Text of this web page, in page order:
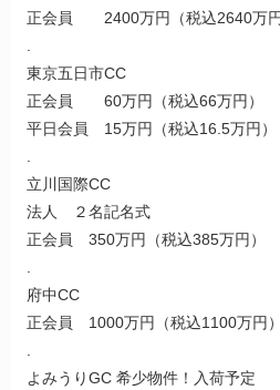
正会員 2400万円（税込2640万円
東京五日市CC
正会員 60万円（税込66万円）
平日会員 15万円（税込16.5万円
立川国際CC
法人 ２名記名式
正会員 350万円（税込385万円）
府中CC
正会員 1000万円（税込1100万円）
よみうりGC 希少物件！入荷予定